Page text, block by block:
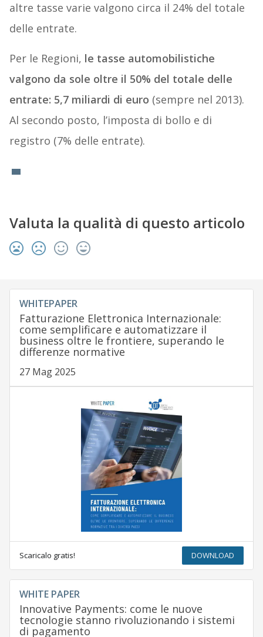
altre tasse varie valgono circa il 24% del totale
delle entrate.
Per le Regioni, le tasse automobilistiche
valgono da sole oltre il 50% del totale delle
entrate: 5,7 miliardi di euro (sempre nel 2013).
Al secondo posto, l’imposta di bollo e di
registro (7% delle entrate).
Valuta la qualità di questo articolo
WHITEPAPER
Fatturazione Elettronica Internazionale:
come semplificare e automatizzare il
business oltre le frontiere, superando le
differenze normative
27 Mag 2025
Scaricalo gratis! DOWNLOAD
WHITE PAPER
Innovative Payments: come le nuove
tecnologie stanno rivoluzionando i sistemi
di pagamento